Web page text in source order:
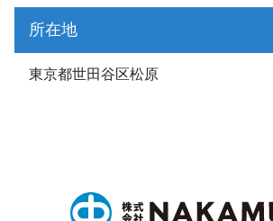
所在地
東京都世田谷区松原